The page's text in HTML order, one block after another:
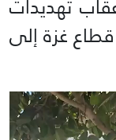
غزة إلى